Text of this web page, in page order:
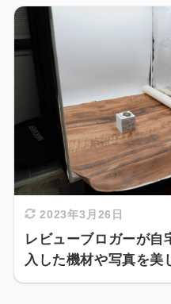
2023年3月26日
レビューブロガーが自
入した機材や写真を美